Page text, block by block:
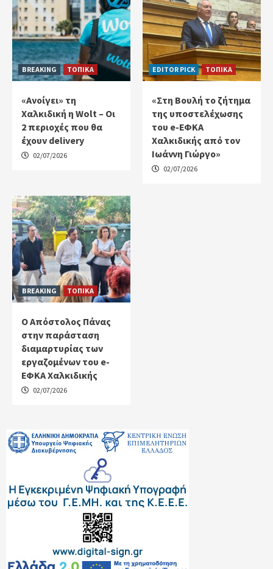
BREAKING ΤΟΠΙΚΑ
«Ανοίγει» τη
Χαλκιδική η Wolt – Οι
2 περιοχές που θα
έχουν delivery
02/07/2026
EDITOR PICK ΤΟΠΙΚΑ
«Στη Βουλή το ζήτημα
της υποστελέχωσης
του e-ΕΦΚΑ
Χαλκιδικής από τον
Ιωάννη Γιώργο»
02/07/2026
BREAKING ΤΟΠΙΚΑ
Ο Απόστολος Πάνας
στην παράσταση
διαμαρτυρίας των
εργαζομένων του e-
ΕΦΚΑ Χαλκιδικής
02/07/2026